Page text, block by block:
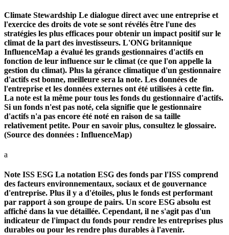
Climate Stewardship Le dialogue direct avec une entreprise et
l'exercice des droits de vote se sont révélés être l'une des
stratégies les plus efficaces pour obtenir un impact positif sur le
climat de la part des investisseurs. L'ONG britannique
InfluenceMap a évalué les grands gestionnaires d'actifs en
fonction de leur influence sur le climat (ce que l'on appelle la
gestion du climat). Plus la gérance climatique d'un gestionnaire
d'actifs est bonne, meilleure sera la note. Les données de
l'entreprise et les données externes ont été utilisées à cette fin.
La note est la même pour tous les fonds du gestionnaire d'actifs.
Si un fonds n'est pas noté, cela signifie que le gestionnaire
d'actifs n'a pas encore été noté en raison de sa taille
relativement petite. Pour en savoir plus, consultez le glossaire.
(Source des données : InfluenceMap)
a
Note ISS ESG La notation ESG des fonds par l'ISS comprend
des facteurs environnementaux, sociaux et de gouvernance
d'entreprise. Plus il y a d'étoiles, plus le fonds est performant
par rapport à son groupe de pairs. Un score ESG absolu est
affiché dans la vue détaillée. Cependant, il ne s'agit pas d'un
indicateur de l'impact du fonds pour rendre les entreprises plus
durables ou pour les rendre plus durables à l'avenir.